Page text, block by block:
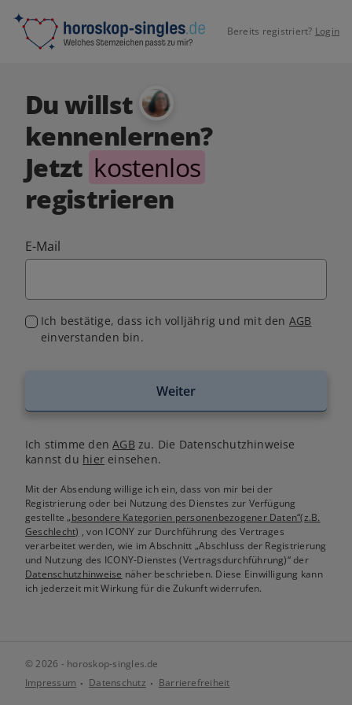
Bereits registriert? Login
Du willst
kennenlernen?
Jetzt kostenlos
registrieren
E-Mail
Ich bestätige, dass ich volljährig und mit den AGB
einverstanden bin.
Weiter
Ich stimme denAGB zu. Die Datenschutzhinweise
kannst du hiereinsehen.
Mit der Absendung willige ich ein, dass von mir bei der
Registrierung oder bei Nutzung des Dienstes zur Verfügung
gestellte„besondere Kategorien personenbezogener Daten“(z.B.
Geschlecht) , von ICONY zur Durchführung des Vertrages
verarbeitet werden, wie im Abschnitt „Abschluss der Registrierung
und Nutzung des ICONY-Dienstes (Vertragsdurchführung)“ der
Datenschutzhinweise näher beschrieben. Diese Einwilligung kann
ich jederzeit mit Wirkung für die Zukunft widerrufen.
© 2026 - horoskop-singles.de
Impressum
Datenschutz Barrierefreiheit